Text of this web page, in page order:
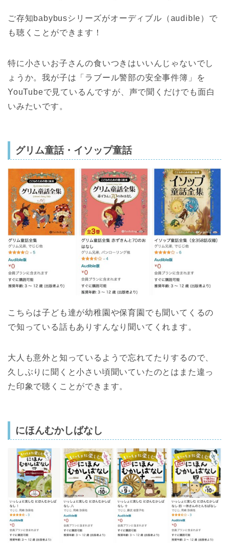
ご存知babybusシリーズがオーディブル（audible）で
も聴くことができます！
特に小さいお子さんの食いつきはいいんじゃないでし
ょうか。我が子は「ラブール警部の安全事件簿」を
YouTubeで見ているんですが、声で聞くだけでも面白
いみたいです。
グリム童話・イソップ童話
こちらは子ども達が幼稚園や保育園でも聞いてくるの
で知っている話もありすんなり聞いてくれます。
大人も意外と知っているようで忘れてたりするので、
久しぶりに聞くと小さい頃聞いていたのとはまた違っ
た印象で聴くことができます。
にほんむかしばなし